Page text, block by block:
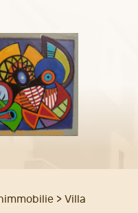
> Villa